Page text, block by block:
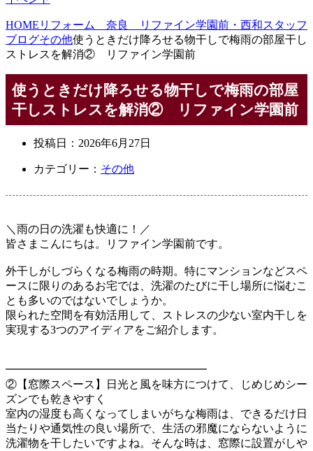
HOME リフォーム 奈良 リファイン学園前・西和スタッフ
ブログその他使うときだけ降ろせる物干しで梅雨の部屋干し
ストレスを解消② リファイン学園前
使うときだけ降ろせる物干しで梅雨の部屋
干しストレスを解消② リファイン学園前
投稿日： 2026年6月27日
カテゴリー： その他
＼雨の日の洗濯も快適に！／
皆さまこんにちは。リファイン学園前です。
外干しがしづらくなる梅雨の時期。特にマンションなどスペ
ースに限りのあるお宅では、洗濯のたびに干し場所に悩むこ
とも多いのではないでしょうか。
限られた空間を有効活用して、ストレスの少ない室内干しを
実現する3つのアイディアをご紹介します。
━━━━━━━━━━━━━━━━━━
②【窓際スペース】日光と風を味方につけて、じめじめシー
ズンでも乾きやすく
室内の湿度も高くなってしまいがちな梅雨は、できるだけ日
当たりや通気性の良い場所で、生活の邪魔にならないように
洗濯物を干したいですよね。そんな時は、窓際に設置がしや